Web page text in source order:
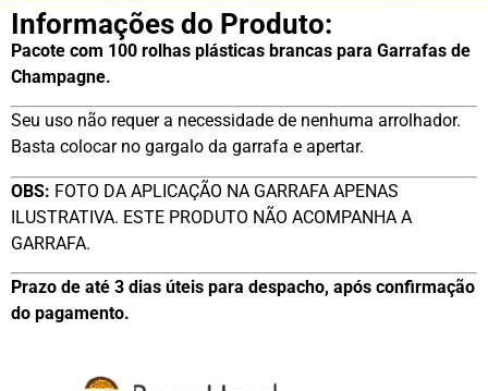
Informações do Produto:
Pacote com 100 rolhas plásticas brancas para Garrafas de
Champagne.
Seu uso não requer a necessidade de nenhuma arrolhador.
Basta colocar no gargalo da garrafa e apertar.
OBS: FOTO DA APLICAÇÃO NA GARRAFA APENAS
ILUSTRATIVA. ESTE PRODUTO NÃO ACOMPANHA A
GARRAFA.
Prazo de até 3 dias úteis para despacho, após confirmação
do pagamento.